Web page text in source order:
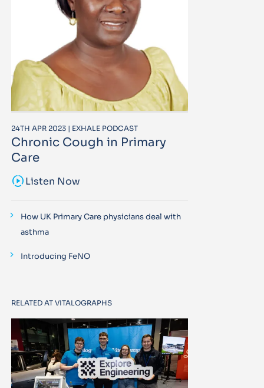
24TH APR 2023 | EXHALE PODCAST
Chronic Cough in Primary
Care
sound_samplerListen Now
How UK Primary Care physicians deal with
asthma
Introducing FeNO
RELATED AT VITALOGRAPHS